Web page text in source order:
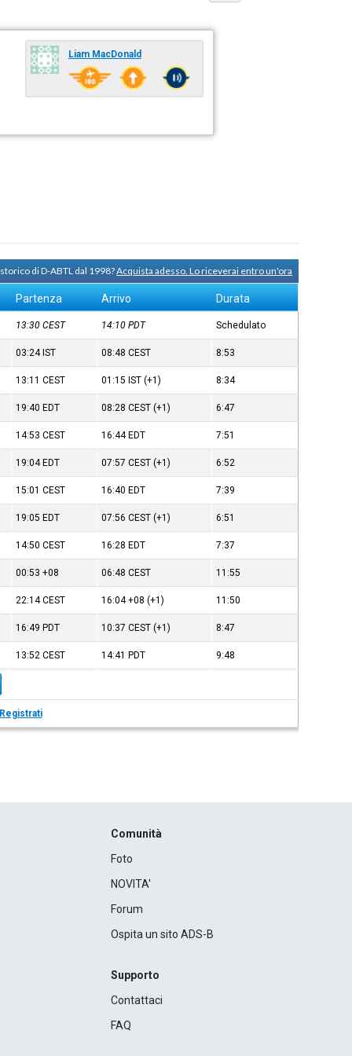
Liam MacDonald
di D-ABTL dal 1998?Acquista adesso. Lo riceverai entro un'ora
Partenza Arrivo Durata
13:30CEST 14:10PDT Schedulato
03:24 IST 08:48CEST 8:53
13:11CEST 01:15 IST (+1) 8:34
19:40 EDT 08:28CEST (+1) 6:47
14:53CEST 16:44 EDT 7:51
19:04 EDT 07:57CEST (+1) 6:52
15:01CEST 16:40 EDT 7:39
19:05 EDT 07:56CEST (+1) 6:51
14:50CEST 16:28 EDT 7:37
00:53+08 06:48CEST 11:55
22:14CEST 16:04+08 (+1) 11:50
16:49 PDT 10:37CEST (+1) 8:47
13:52CEST 14:41 PDT 9:48
Comunità
Foto
NOVITA'
Forum
Ospita un sito ADS-B
Supporto
Contattaci
FAQ